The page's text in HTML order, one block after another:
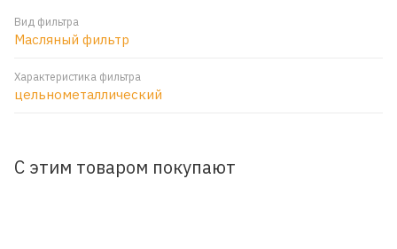
Вид фильтра
Масляный фильтр
Характеристика фильтра
цельнометаллический
С этим товаром покупают